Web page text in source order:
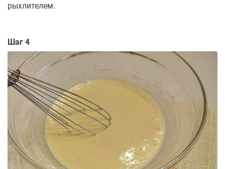
рыхлителем.
Шаг 4